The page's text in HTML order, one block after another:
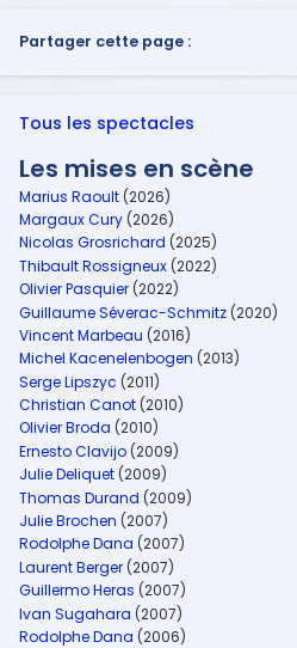
Partager cette page :
Tous les spectacles
Les mises en scène
Marius Raoult (2026)
Margaux Cury (2026)
Nicolas Grosrichard (2025)
Thibault Rossigneux (2022)
Olivier Pasquier (2022)
Guillaume Séverac-Schmitz (2020)
Vincent Marbeau (2016)
Michel Kacenelenbogen (2013)
Serge Lipszyc (2011)
Christian Canot (2010)
Olivier Broda (2010)
Ernesto Clavijo (2009)
Julie Deliquet (2009)
Thomas Durand (2009)
Julie Brochen (2007)
Rodolphe Dana (2007)
Laurent Berger (2007)
Guillermo Heras (2007)
Ivan Sugahara (2007)
Rodolphe Dana (2006)